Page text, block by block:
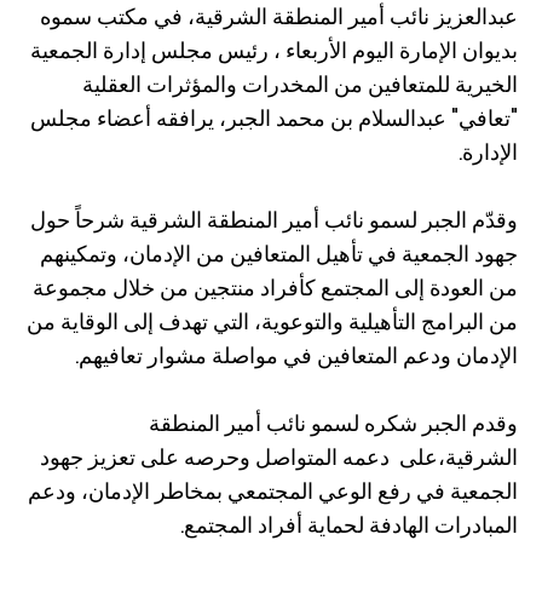
عبدالعزيز نائب أمير المنطقة الشرقية، في مكتب سموه
بديوان الإمارة اليوم الأربعاء ، رئيس مجلس إدارة الجمعية
الخيرية للمتعافين من المخدرات والمؤثرات العقلية
"تعافي" عبدالسلام بن محمد الجبر، يرافقه أعضاء مجلس
الإدارة.
وقدّم الجبر لسمو نائب أمير المنطقة الشرقية شرحاً حول
جهود الجمعية في تأهيل المتعافين من الإدمان، وتمكينهم
من العودة إلى المجتمع كأفراد منتجين من خلال مجموعة
من البرامج التأهيلية والتوعوية، التي تهدف إلى الوقاية من
الإدمان ودعم المتعافين في مواصلة مشوار تعافيهم.
وقدم الجبر شكره لسمو نائب أمير المنطقة
الشرقية،على دعمه المتواصل وحرصه على تعزيز جهود
الجمعية في رفع الوعي المجتمعي بمخاطر الإدمان، ودعم
المبادرات الهادفة لحماية أفراد المجتمع.